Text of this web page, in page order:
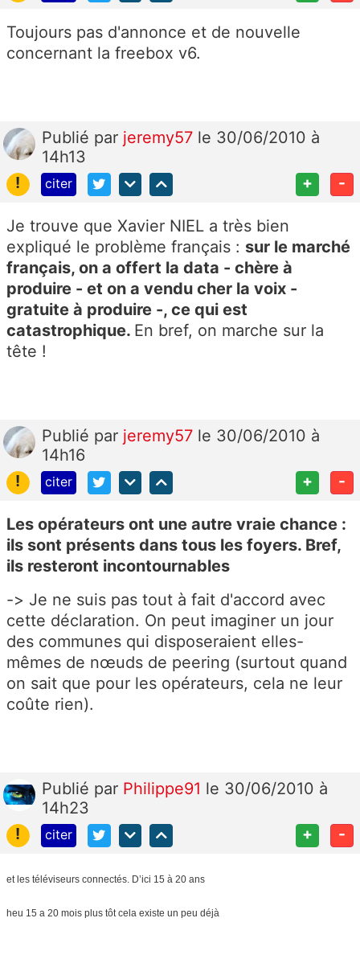
Toujours pas d'annonce et de nouvelle
concernant la freebox v6.
Publié par jeremy57 le 30/06/2010 à
14h13
!
citer + -
Je trouve que Xavier NIEL a très bien
expliqué le problème français : sur le marché
français, on a offert la data - chère à
produire - et on a vendu cher la voix -
gratuite à produire -, ce qui est
catastrophique. En bref, on marche sur la
tête !
Publié par jeremy57 le 30/06/2010 à
14h16
!
citer + -
Les opérateurs ont une autre vraie chance :
ils sont présents dans tous les foyers. Bref,
ils resteront incontournables
-> Je ne suis pas tout à fait d'accord avec
cette déclaration. On peut imaginer un jour
des communes qui disposeraient elles-
mêmes de nœuds de peering (surtout quand
on sait que pour les opérateurs, cela ne leur
coûte rien).
Publié par Philippe91 le 30/06/2010 à
14h23
!
citer + -
et les téléviseurs connectés. D’ici 15 à 20 ans
heu 15 a 20 mois plus tôt cela existe un peu déjà